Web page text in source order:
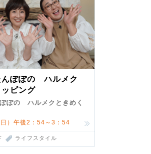
んぽぽの ハルメク
ピング
ぽの ハルメクときめく
）午後2：54～3：54
ライフスタイル